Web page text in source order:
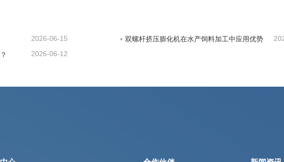
2026-06-15 双螺杆挤压膨化机在水产饲料加工中应用优势
2026-06-12